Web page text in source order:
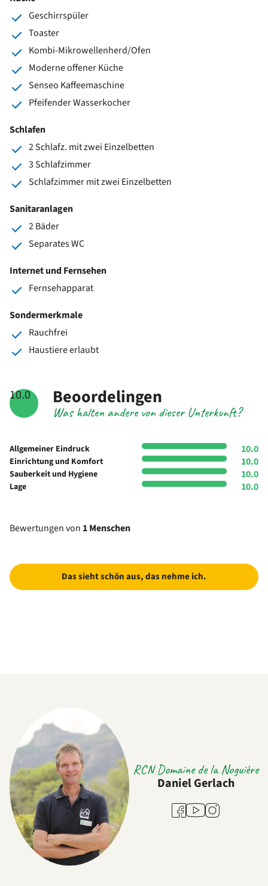
Geschirrspüler
Toaster
Kombi-Mikrowellenherd/Ofen
Moderne offener Küche
Senseo Kaffeemaschine
Pfeifender Wasserkocher
Schlafen
2 Schlafz. mit zwei Einzelbetten
3 Schlafzimmer
Schlafzimmer mit zwei Einzelbetten
Sanitaranlagen
2 Bäder
Separates WC
Internet und Fernsehen
Fernsehapparat
Sondermerkmale
Rauchfrei
Haustiere erlaubt
10.0
Was halten andere von dieser Unterkunft?
Beoordelingen
Allgemeiner Eindruck 10.0
Einrichtung und Komfort 10.0
Sauberkeit und Hygiene 10.0
Lage 10.0
Bewertungen von 1 Menschen
Das sieht schön aus, das nehme ich.
RCN Domaine de la Noguière
Daniel Gerlach
Facebook
YoutubeInstagram